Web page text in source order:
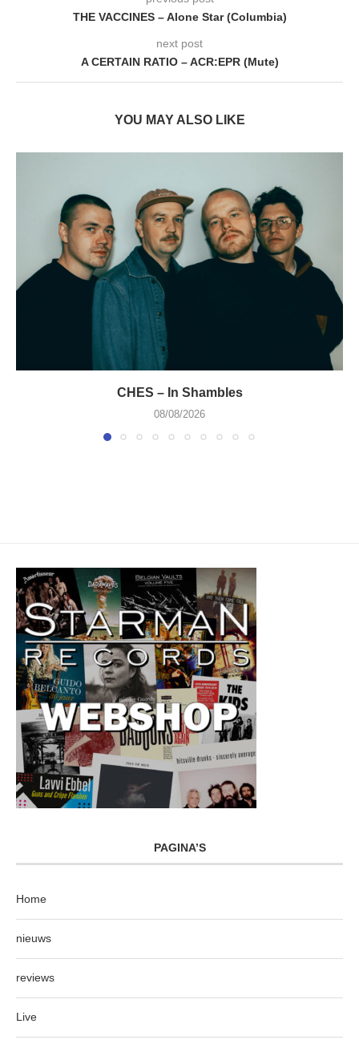
THE VACCINES – Alone Star (Columbia)
next post
A CERTAIN RATIO – ACR:EPR (Mute)
YOU MAY ALSO LIKE
CHES – In Shambles
08/08/2026
PAGINA’S
Home
nieuws
reviews
Live